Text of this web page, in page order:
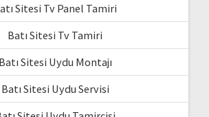
Sitesi Tv Panel Tamiri
Batı Sitesi Tv Tamiri
Batı Sitesi Uydu Montajı
Batı Sitesi Uydu Servisi